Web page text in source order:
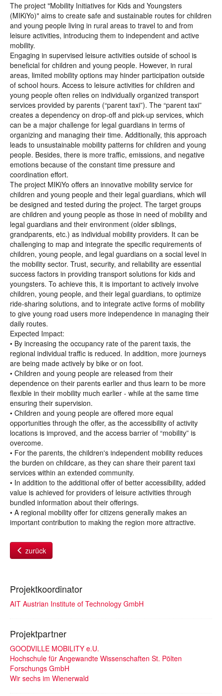
The project "Mobility Initiatives for Kids and Youngsters
(MIKiYo)" aims to create safe and sustainable routes for children
and young people living in rural areas to travel to and from
leisure activities, introducing them to independent and active
mobility.
Engaging in supervised leisure activities outside of school is
beneficial for children and young people. However, in rural
areas, limited mobility options may hinder participation outside
of school hours. Access to leisure activities for children and
young people often relies on individually organized transport
services provided by parents (“parent taxi”). The “parent taxi”
creates a dependency on drop-off and pick-up services, which
can be a major challenge for legal guardians in terms of
organizing and managing their time. Additionally, this approach
leads to unsustainable mobility patterns for children and young
people. Besides, there is more traffic, emissions, and negative
emotions because of the constant time pressure and
coordination effort.
The project MIKiYo offers an innovative mobility service for
children and young people and their legal guardians, which will
be designed and tested during the project. The target groups
are children and young people as those in need of mobility and
legal guardians and their environment (older siblings,
grandparents, etc.) as individual mobility providers. It can be
challenging to map and integrate the specific requirements of
children, young people, and legal guardians on a social level in
the mobility sector. Trust, security, and reliability are essential
success factors in providing transport solutions for kids and
youngsters. To achieve this, it is important to actively involve
children, young people, and their legal guardians, to optimize
ride-sharing solutions, and to integrate active forms of mobility
to give young road users more independence in managing their
daily routes.
Expected Impact:
• By increasing the occupancy rate of the parent taxis, the
regional individual traffic is reduced. In addition, more journeys
are being made actively by bike or on foot.
• Children and young people are released from their
dependence on their parents earlier and thus learn to be more
flexible in their mobility much earlier - while at the same time
ensuring their supervision.
• Children and young people are offered more equal
opportunities through the offer, as the accessibility of activity
locations is improved, and the access barrier of “mobility” is
overcome.
• For the parents, the children's independent mobility reduces
the burden on childcare, as they can share their parent taxi
services within an extended community.
• In addition to the additional offer of better accessibility, added
value is achieved for providers of leisure activities through
bundled information about their offerings.
• A regional mobility offer for citizens generally makes an
important contribution to making the region more attractive.
zurück
Projektkoordinator
AIT Austrian Institute of Technology GmbH
Projektpartner
GOODVILLE MOBILITY e.U.
Hochschule für Angewandte Wissenschaften St. Pölten
Forschungs GmbH
Wir sechs im Wienerwald